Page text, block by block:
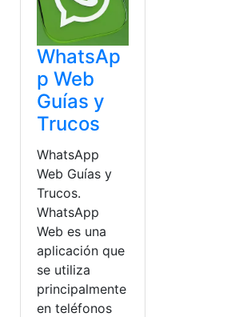
WhatsAp
p Web
Guías y
Trucos
WhatsApp
Web Guías y
Trucos.
WhatsApp
Web es una
aplicación que
se utiliza
principalmente
en teléfonos